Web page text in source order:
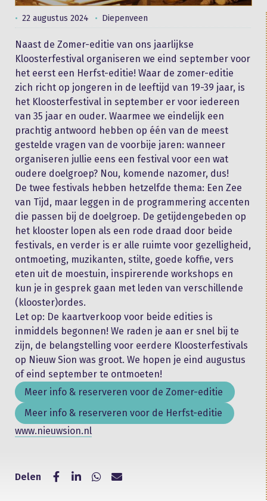
22 augustus 2024 Diepenveen
Naast de Zomer-editie van ons jaarlijkse
Kloosterfestival organiseren we eind september voor
het eerst een Herfst-editie! Waar de zomer-editie
zich richt op jongeren in de leeftijd van 19-39 jaar, is
het Kloosterfestival in september er voor iedereen
van 35 jaar en ouder. Waarmee we eindelijk een
prachtig antwoord hebben op één van de meest
gestelde vragen van de voorbije jaren: wanneer
organiseren jullie eens een festival voor een wat
oudere doelgroep? Nou, komende nazomer, dus!
De twee festivals hebben hetzelfde thema: Een Zee
van Tijd, maar leggen in de programmering accenten
die passen bij de doelgroep. De getijdengebeden op
het klooster lopen als een rode draad door beide
festivals, en verder is er alle ruimte voor gezelligheid,
ontmoeting, muzikanten, stilte, goede koffie, vers
eten uit de moestuin, inspirerende workshops en
kun je in gesprek gaan met leden van verschillende
(klooster)ordes.
Let op: De kaartverkoop voor beide edities is
inmiddels begonnen! We raden je aan er snel bij te
zijn, de belangstelling voor eerdere Kloosterfestivals
op Nieuw Sion was groot. We hopen je eind augustus
of eind september te ontmoeten!
Meer info & reserveren voor de Zomer-editie
Meer info & reserveren voor de Herfst-editie
www.nieuwsion.nl
Delen